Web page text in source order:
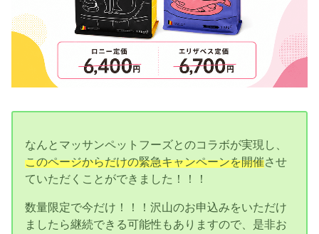
なんとマッサンペットフーズとのコラボが実現し、
このページからだけの緊急キャンペーンを開催させ
ていただくことができました！！！
数量限定で今だけ！！！沢山のお申込みをいただけ
ましたら継続できる可能性もありますので、是非お